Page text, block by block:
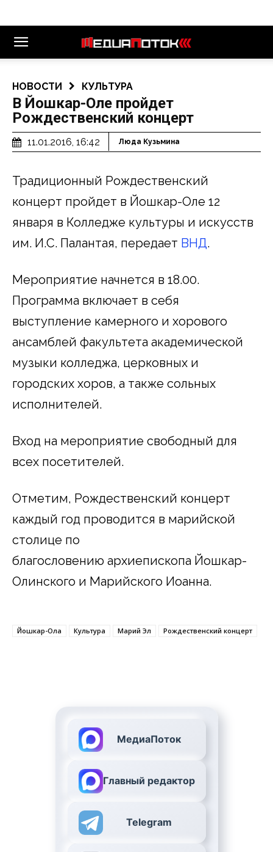
НОВОСТИ КУЛЬТУРА
В Йошкар-Оле пройдет
Рождественский концерт
11.01.2016, 16:42 Люда Кузьмина
Традиционный Рождественский
концерт пройдет в Йошкар-Оле 12
января в Колледже культуры и искусств
им. И.С. Палантая, передает ВНД.
Мероприятие начнется в 18.00.
Программа включает в себя
выступление камерного и хорового
ансамблей факультета академической
музыки колледжа, церковных и
городских хоров, а также сольных
исполнителей.
Вход на мероприятие свободный для
всех посетителей.
Отметим, Рождественский концерт
каждый год проводится в марийской
столице по
благословению архиепископа Йошкар-
Олинского и Марийского Иоанна.
Йошкар-Ола Культура Марий Эл Рождественский концерт
МедиаПоток
Главный редактор
Telegram